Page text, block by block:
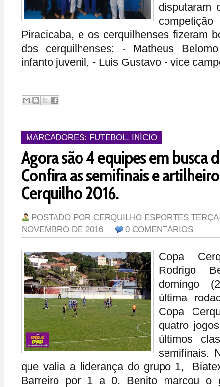
disputaram
Piracicaba, e os cerquilhenses fizeram
dos cerquilhenses: - Matheus
infanto juvenil, - Luis Gustavo - vice
MARCADORES: FUTEBOL, INÍCIO
Agora são 4 equipes em busca
Confira as semifinais e
Cerquilho 2016.
POSTADO POR CERQUILHO ESPORTES
NOVEMBRO DE 2016
0 COMENTÁRIOS
Copa
Rodrigo
domingo
última
Copa
quatro
últimos
semifinais.
que valia a liderança do grupo 1,
Barreiro por 1 a 0. Benito marcou o